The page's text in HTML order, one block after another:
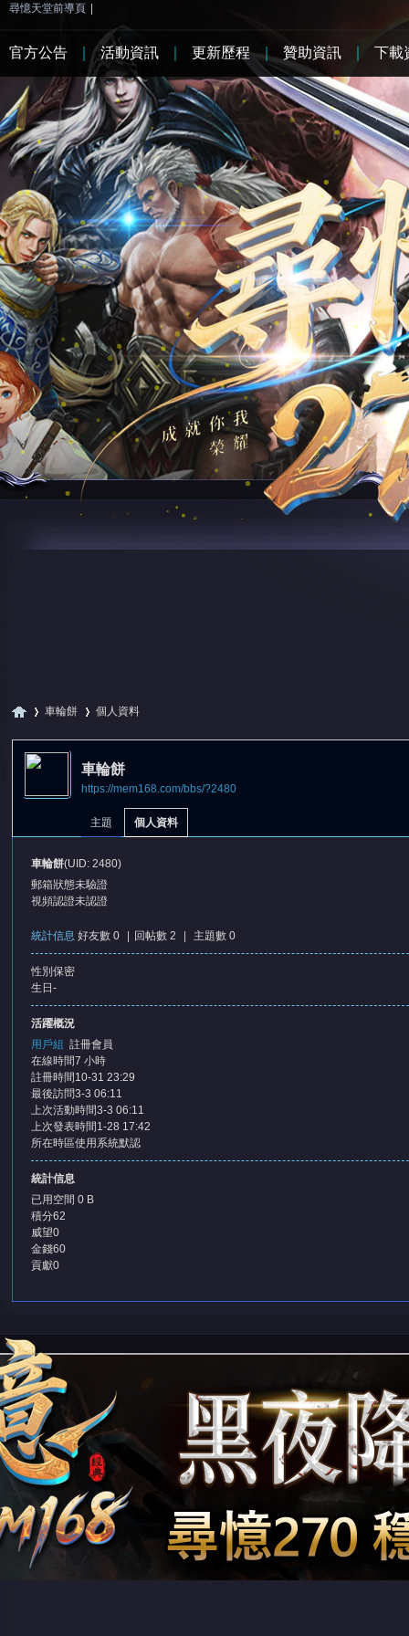
尋憶天堂前導頁
堂
車輪餅 個人資料
車輪餅
https://mem168.com/bbs/?2480
主題 個人資料
車輪餅(UID: 2480)
郵箱狀態未驗證
視頻認證未認證
統計信息 好友數 0 回帖數 2 主題數 0
性別 保密
生日 -
活躍概況
用戶組 註冊會員
在線時間7 小時
註冊時間 10-31 23:29
最後訪問3-3 06:11
上次活動時間3-3 06:11
上次發表時間 1-28 17:42
所在時區使用系統默認
統計信息
已用空間 0 B
積分62
威望0
金錢60
貢獻0